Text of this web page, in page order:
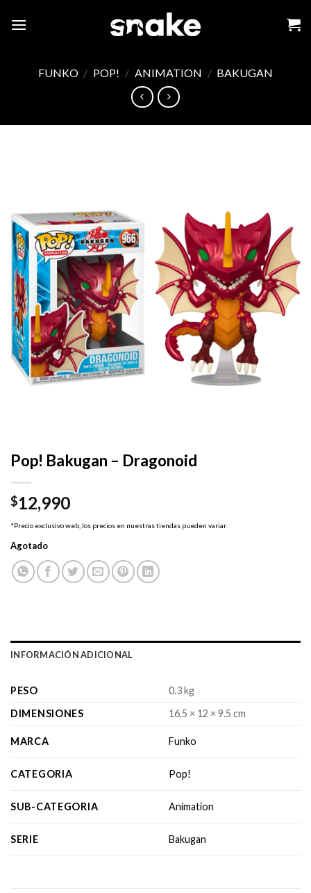
FUNKO / POP! / ANIMATION / BAKUGAN
Pop! Bakugan – Dragonoid
$12,990
*Precio exclusivo web, los precios en nuestras tiendas pueden variar.
Agotado
INFORMACIÓN ADICIONAL
PESO
0.3 kg
DIMENSIONES
16.5 × 12 × 9.5 cm
MARCA Funko
CATEGORIA Pop!
SUB-CATEGORIA Animation
SERIE Bakugan